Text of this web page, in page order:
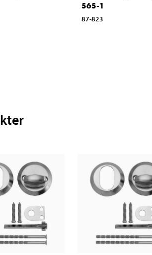
565-1
87-823